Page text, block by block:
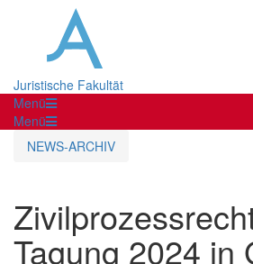
Juristische Fakultät
Menü
Menü
NEWS-ARCHIV
Tagung 2024 in